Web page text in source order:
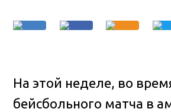
На этой неделе, во
бейсбольного матча в